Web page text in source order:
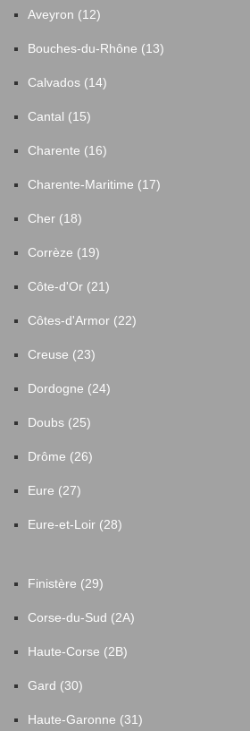
Aveyron (12)
Bouches-du-Rhône (13)
Calvados (14)
Cantal (15)
Charente (16)
Charente-Maritime (17)
Cher (18)
Corrèze (19)
Côte-d'Or (21)
Côtes-d'Armor (22)
Creuse (23)
Dordogne (24)
Doubs (25)
Drôme (26)
Eure (27)
Eure-et-Loir (28)
Finistère (29)
Corse-du-Sud (2A)
Haute-Corse (2B)
Gard (30)
Haute-Garonne (31)